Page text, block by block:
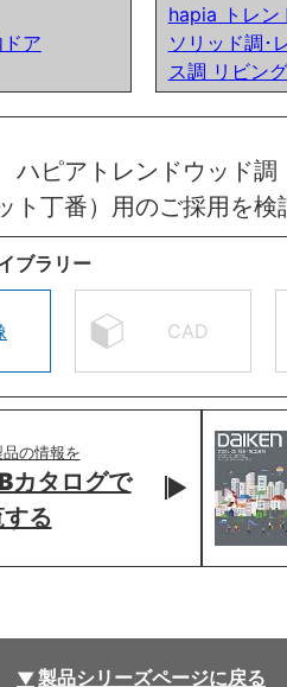
ア
hapia トレン
ソリッド調･
ス調 リビン
ハピアトレンドウッ
ト丁番）用のご採用を
ブラリー
CAD
品の情報を
カタログで
る
製品シリーズページに戻る